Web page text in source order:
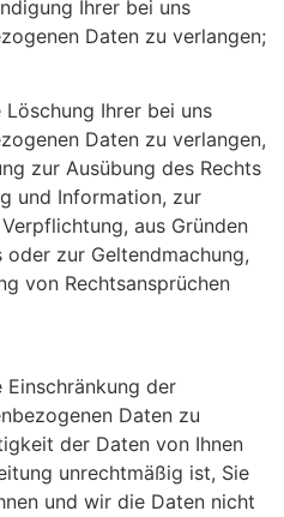
Ihrer bei uns
Daten zu verlangen;
Ihrer bei uns
Daten zu verlangen,
zur Ausübung des Rechts
und Information, zur
aus Gründen
zur Geltendmachung,
von Rechtsansprüchen
Einschränkung der
Daten zu
der Daten von Ihnen
unrechtmäßig ist, Sie
und wir die Daten nicht